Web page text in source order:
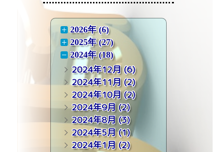
2026年 (6)
2025年 (27)
2024年 (18)
2024年12月(6)
2024年11月(2)
2024年10月(2)
2024年9月(2)
2024年8月(3)
2024年5月(1)
2024年1月(2)